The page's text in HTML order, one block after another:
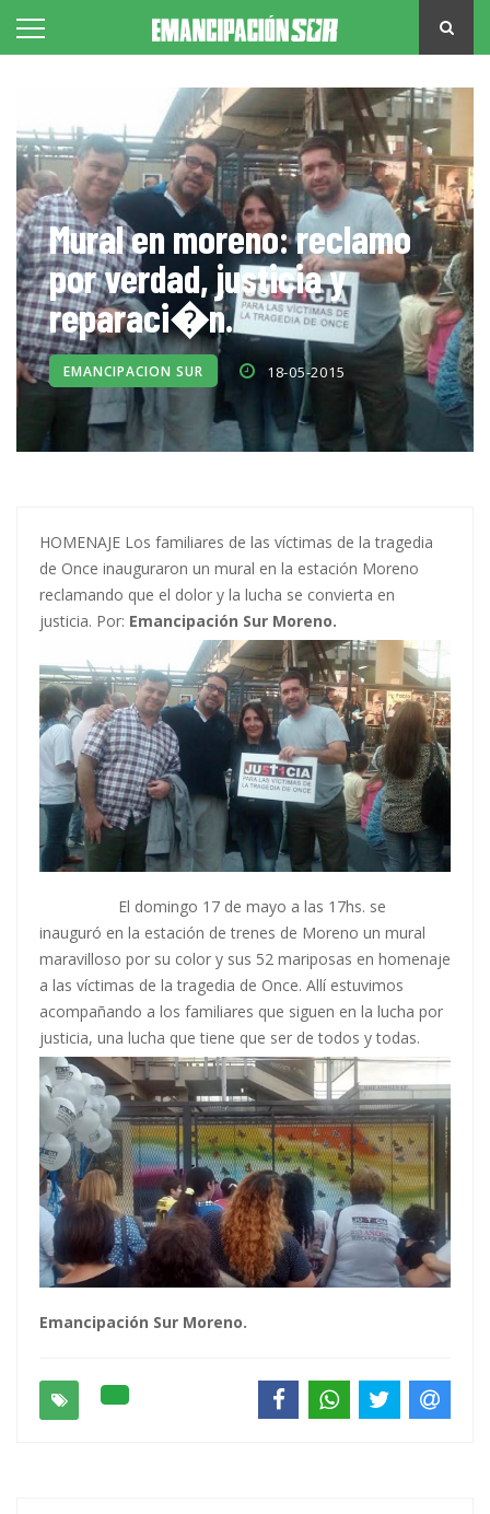
Mural en moreno: reclamo
por verdad, justicia y
reparaci�n.
EMANCIPACION SUR 18-05-2015
HOMENAJE Los familiares de las víctimas de la tragedia
de Once inauguraron un mural en la estación Moreno
reclamando que el dolor y la lucha se convierta en
justicia. Por: Emancipación Sur Moreno.
El domingo 17 de mayo a las 17hs. se
inauguró en la estación de trenes de Moreno un mural
maravilloso por su color y sus 52 mariposas en homenaje
a las víctimas de la tragedia de Once. Allí estuvimos
acompañando a los familiares que siguen en la lucha por
justicia, una lucha que tiene que ser de todos y todas.
Emancipación Sur Moreno.